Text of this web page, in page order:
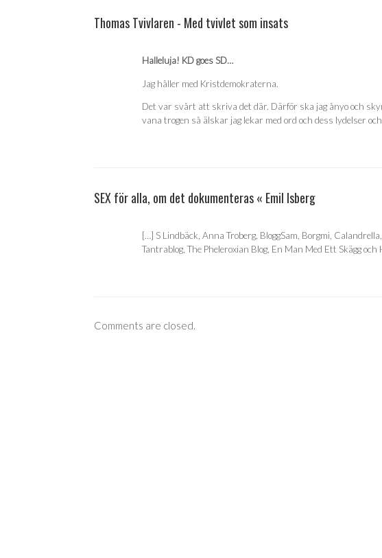
Thomas Tvivlaren - Med tvivlet som insats
Halleluja! KD goes SD…
Jag håller med Kristdemokraterna.
Det var svårt att skriva det där. Därför ska jag ånyo och
vana trogen så älskar jag lekar med ord och dess lydelser
SEX för alla, om det dokumenteras « Emil Isberg
[…] S Lindbäck, Anna Troberg, BloggSam, Borgmi,
Tantrablog, The Pheleroxian Blog, En Man Med Ett Skägg
Comments are closed.